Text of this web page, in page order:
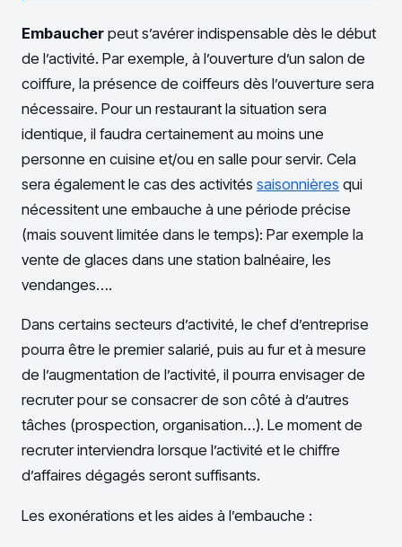
Embaucher peut s’avérer indispensable dès le début
de l’activité. Par exemple, à l’ouverture d’un salon de
coiffure, la présence de coiffeurs dès l’ouverture sera
nécessaire. Pour un restaurant la situation sera
identique, il faudra certainement au moins une
personne en cuisine et/ou en salle pour servir. Cela
sera également le cas des activités saisonnières qui
nécessitent une embauche à une période précise
(mais souvent limitée dans le temps): Par exemple la
vente de glaces dans une station balnéaire, les
vendanges….
Dans certains secteurs d’activité, le chef d’entreprise
pourra être le premier salarié, puis au fur et à mesure
de l’augmentation de l’activité, il pourra envisager de
recruter pour se consacrer de son côté à d’autres
tâches (prospection, organisation…). Le moment de
recruter interviendra lorsque l’activité et le chiffre
d’affaires dégagés seront suffisants.
Les exonérations et les aides à l’embauche :